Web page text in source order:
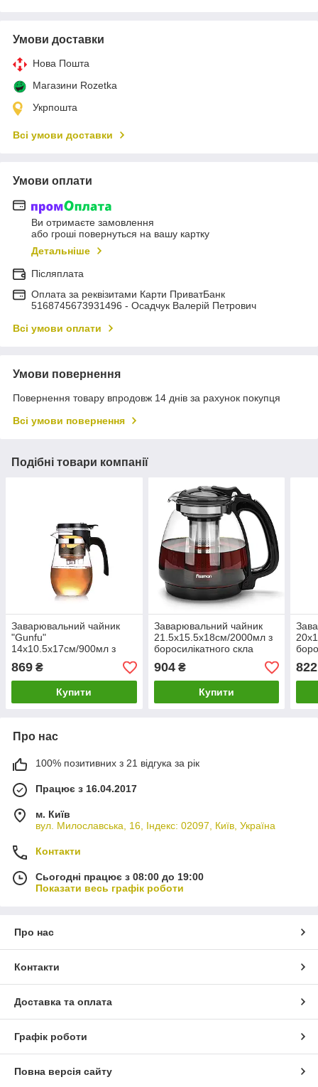
Умови доставки
Нова Пошта
Магазини Rozetka
Укрпошта
Всі умови доставки
Умови оплати
Ви отримаєте замовлення
або гроші повернуться на вашу картку
Детальніше
Післяплата
Оплата за реквізитами Карти ПриватБанк
5168745673931496 - Осадчук Валерій Петрович
Всі умови оплати
Умови повернення
Повернення товару впродовж 14 днів за рахунок покупця
Всі умови повернення
Подібні товари компанії
Заварювальний чайник
"Gunfu"
14х10.5х17см/900мл з
боросилікатного скла
Fissman
869 ₴
Купити
Заварювальний чайник
21.5х15.5х18см/2000мл з
боросилікатного скла
Fissman
904₴
Купити
822
Про нас
100% позитивних з 21 відгука за рік
Працює з 16.04.2017
м. Київ
вул. Милославська, 16, Індекс: 02097, Київ, Україна
Контакти
Сьогодні працює з 08:00 до 19:00
Показати весь графік роботи
Про нас
Контакти
Доставка та оплата
Графік роботи
Повна версія сайту